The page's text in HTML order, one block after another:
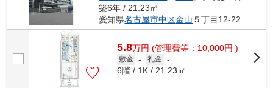
築6年 / 21.23㎡
愛知県名古屋市中区金山 ５丁目12-22
5.8万円 (管理費等：10,000円 )
敷金 - 礼金 -
6階 / 1K / 21.23㎡